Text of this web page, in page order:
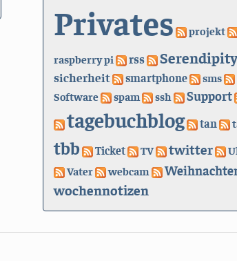
Privates projekt
raspberry pi rss
sicherheit smartphone sms
Software
spam ssh Support
tagebuchblog tan
tbb Ticket TV twitter
Vater webcam
wochennotizen